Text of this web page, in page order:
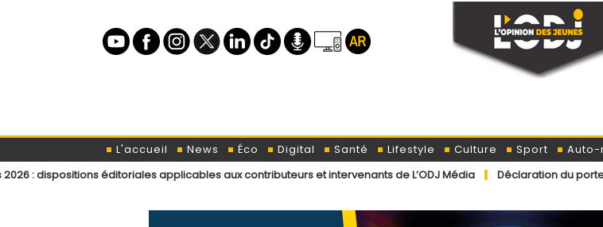
L'accueil News Éco Digital Santé Lifestyle Culture Sport Auto-
éditoriales applicables aux contributeurs et intervenants de L’ODJ Média
Déclaration du porte-parole officiel